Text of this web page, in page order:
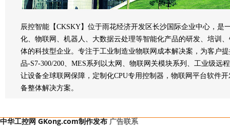
辰控智能【CKSKY】位于雨花经济开发区长沙国际企业中心，是
化、物联网、机器人、大数据云处理等智能化产品的研发、培训
体的科技型企业。专注于工业制造业物联网成本解决案，为客户
品-S7-300/200、MES系列以太网、物联网关模块系列、工业级远
让设备全球联网保障，定制化CPU专用控制器，物联网平台软件
备整体解决方案。
中华工控网 GKong.com制作发布广告联系